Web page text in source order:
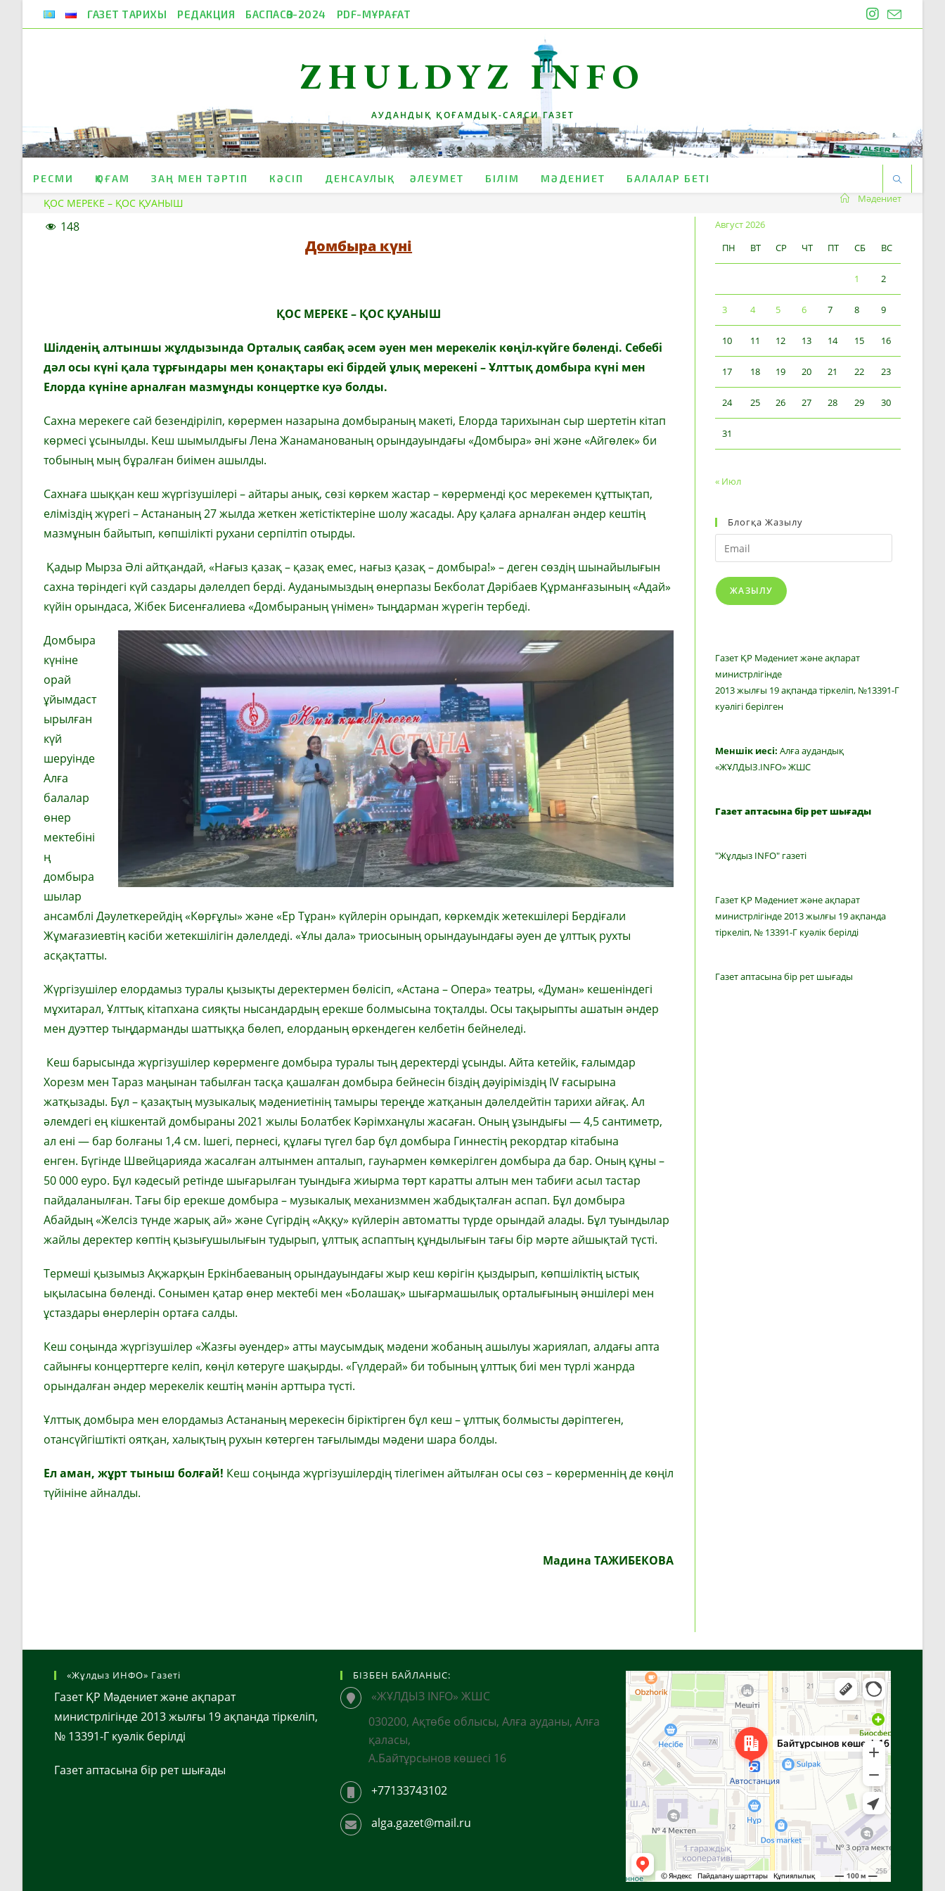
ГАЗЕТ ТАРИХЫ РЕДАКЦИЯ БАСПАСӨЗ-2024 PDF-МҰРАҒАТ
ZHULDYZ INFO
АУДАНДЫҚ ҚОҒАМДЫҚ-САЯСИ ГАЗЕТ
РЕСМИ ҚОҒАМ ЗАҢ МЕН ТӘРТІП КӘСІП ДЕНСАУЛЫҚ ӘЛЕУМЕТ БІЛІМ МӘДЕНИЕТ БАЛАЛАР БЕТІ
ҚОС МЕРЕКЕ – ҚОС ҚУАНЫШ Мәдениет
148
Домбыра күні
ҚОС МЕРЕКЕ – ҚОС ҚУАНЫШ
Шілденің алтыншы жұлдызында Орталық саябақәсем әуен мен мерекелік көңіл-күйге бөленді. Себебі
дәл осы күні қала тұрғындары мен қонақтары екі бірдей ұлық мерекені – Ұлттық домбыра күні мен
Елорда күніне арналған мазмұнды концертке куә болды.
Сахна мерекеге сай безендіріліп, көрермен назарына домбыраның макеті, Елорда тарихынан сыр шертетін кітап
көрмесі ұсынылды. Кеш шымылдығы Лена Жанаманованың орындауындағы «Домбыра» әні және «Айгөлек» би
тобының мың бұралған биімен ашылды.
Сахнаға шыққан кеш жүргізушілері – айтары анық, сөзі көркем жастар – көрерменді қос мерекемен құттықтап,
еліміздің жүрегі – Астананың 27 жылда жеткен жетістіктеріне шолу жасады. Ару қалаға арналған әндер кештің
мазмұнын байытып, көпшілікті рухани серпілтіп отырды.
Қадыр Мырза Әлі айтқандай, «Нағыз қазақ – қазақ емес, нағыз қазақ – домбыра!» – деген сөздің шынайылығын
сахна төріндегі күй саздары дәлелдеп берді. Ауданымыздың өнерпазы Бекболат Дәрібаев Құрманғазының «Адай»
күйін орындаса, Жібек Бисенғалиева «Домбыраның үнімен» тыңдарман жүрегін тербеді.
Домбыра
күніне
орай
ұйымдаст
ырылған
күй
шеруінде
Алға
балалар
өнер
мектебіні
ң
домбыра
шылар
ансамблі Дәулеткерейдің «Көрғұлы» және «Ер Тұран» күйлерін орындап, көркемдік жетекшілері Бердіғали
Жұмағазиевтің кәсіби жетекшілігін дәлелдеді. «Ұлы дала» триосының орындауындағы әуен де ұлттық рухты
асқақтатты.
Жүргізушілер елордамыз туралы қызықты деректермен бөлісіп, «Астана – Опера» театры, «Думан» кешеніндегі
мұхитарал, Ұлттық кітапхана сияқты нысандардың ерекше болмысына тоқталды. Осы тақырыпты ашатын әндер
мен дуэттер тыңдарманды шаттыққа бөлеп, елорданың өркендеген келбетін бейнеледі.
Кеш барысында жүргізушілер көрерменге домбыра туралы тың деректерді ұсынды. Айта кетейік, ғалымдар
Хорезм мен Тараз маңынан табылған тасқа қашалған домбыра бейнесін біздің дәуіріміздің IV ғасырына
жатқызады. Бұл – қазақтың музыкалық мәдениетінің тамыры тереңде жатқанын дәлелдейтін тарихи айғақ. Ал
әлемдегі ең кішкентай домбыраны 2021 жылы Болатбек Кәрімханұлы жасаған. Оның ұзындығы — 4,5 сантиметр,
ал ені — бар болғаны 1,4 см. Ішегі, пернесі, құлағы түгел бар бұл домбыра Гиннестің рекордтар кітабына
енген. Бүгінде Швейцарияда жасалған алтынмен апталып, гауһармен көмкерілген домбыра да бар. Оның құны –
50 000 еуро. Бұл кәдесый ретінде шығарылған туындыға жиырма төрт каратты алтын мен табиғи асыл тастар
пайдаланылған. Тағы бір ерекше домбыра – музыкалық механизммен жабдықталған аспап. Бұл домбыра
Абайдың «Желсіз түнде жарық ай» және Сүгірдің «Аққу» күйлерін автоматты түрде орындай алады. Бұл туындылар
жайлы деректер көптің қызығушылығын тудырып, ұлттық аспаптың құндылығын тағы бір мәрте айшықтай түсті.
Термеші қызымыз Ақжарқын Еркінбаеваның орындауындағы жыр кеш көрігін қыздырып, көпшіліктің ыстық
ықыласына бөленді. Сонымен қатар өнер мектебі мен «Болашақ» шығармашылық орталығының әншілері мен
ұстаздары өнерлерін ортаға салды.
Кеш соңында жүргізушілер «Жазғы әуендер» атты маусымдық мәдени жобаның ашылуы жариялап, алдағы апта
сайынғы концерттерге келіп, көңіл көтеруге шақырды. «Гүлдерай» би тобының ұлттық биі мен түрлі жанрда
орындалған әндер мерекелік кештің мәнін арттыра түсті.
Ұлттық домбыра мен елордамыз Астананың мерекесін біріктірген бұл кеш – ұлттық болмысты дәріптеген,
отансүйгіштікті оятқан, халықтың рухын көтерген тағылымды мәдени шара болды.
Ел аман, жұрт тыныш болғай! Кеш соңында жүргізушілердің тілегімен айтылған осы сөз – көрерменнің де көңіл
түйініне айналды.
Мадина ТАЖИБЕКОВА
Август 2026
ПН
ВТ СР ЧТ ПТ СБ ВС
1 2
3 4 5 6 7 8 9
10 11 12 13 14 15 16
17 18 19 20 21 22 23
24 25 26 27 28 29 30
31
« Июл
Блогқа Жазылу
Email
ЖАЗЫЛУ
Газет ҚР Мәдениет және ақпарат
министрлігінде
2013 жылғы 19 ақпанда тіркеліп, №13391-Г
куәлігі берілген
Меншік иесі: Алға аудандық
«ЖҰЛДЫЗ.INFO» ЖШС
Газет аптасына бір рет шығады
"Жұлдыз INFO" газеті
Газет ҚР Мәдениет және ақпарат
министрлігінде 2013 жылғы 19 ақпанда
тіркеліп, № 13391-Г куәлік берілді
Газет аптасына бір рет шығады
«Жұлдыз ИНФО» Газеті
Газет ҚР Мәдениет және ақпарат
министрлігінде 2013 жылғы 19 ақпанда тіркеліп,
№ 13391-Г куәлік берілді
Газет аптасына бір рет шығады
БІЗБЕН БАЙЛАНЫС:
«ЖҰЛДЫЗ INFO» ЖШС
030200, Ақтөбе облысы, Алға ауданы, Алға
қаласы,
А.Байтұрсынов көшесі 16
+77133743102
alga.gazet@mail.ru
Алға
Яндекс Карталар — көлік, навигация, орындарды іздеу